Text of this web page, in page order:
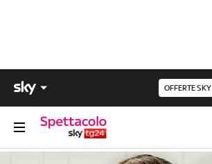
OFFERTE SKY